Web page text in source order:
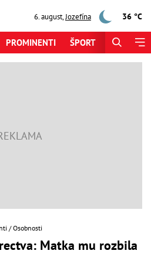
6. august,Jozefína 36 °C
PROMINENTI ŠPORT
Osobnosti
Matka mu rozbila